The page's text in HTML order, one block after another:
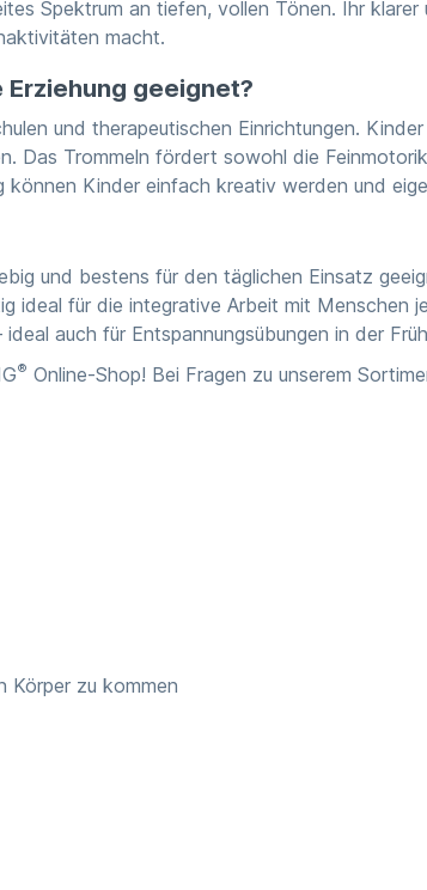
Spektrum an tiefen, vollen Tönen. Ihr
macht.
geeignet?
und therapeutischen Einrichtungen.
Das Trommeln fördert sowohl die
Kinder einfach kreativ werden und
und bestens für den täglichen Einsatz
für die integrative Arbeit mit Menschen
auch für Entspannungsübungen in der
® Online-Shop! Bei Fragen zu unserem
Körper zu kommen